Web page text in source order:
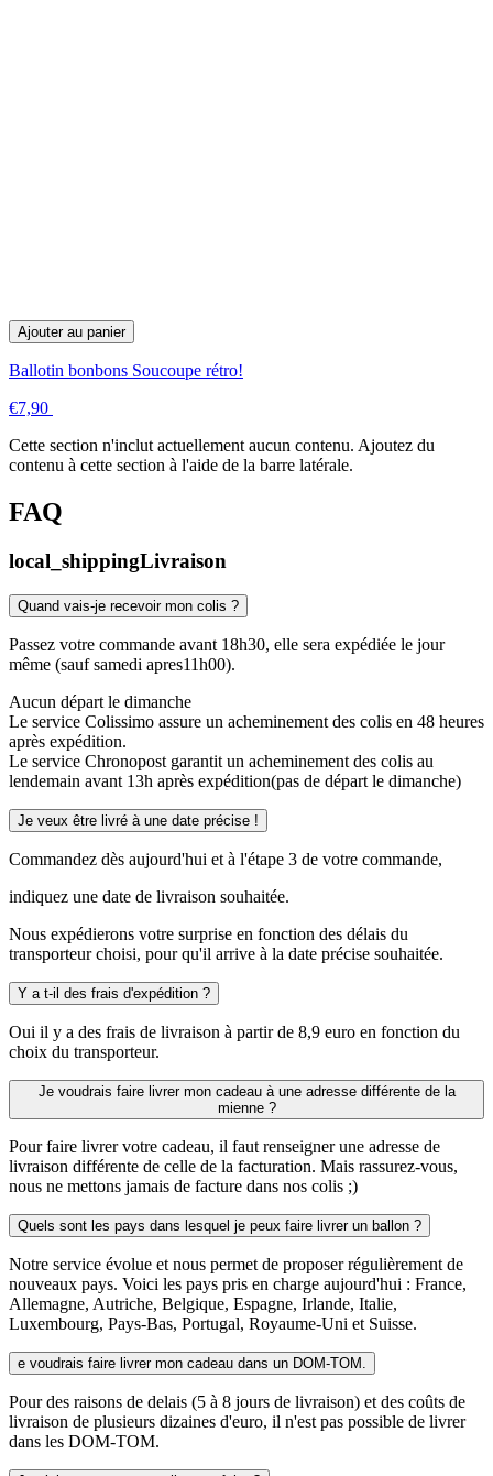
Ajouter au panier
Ballotin bonbons Soucoupe rétro!
€7,90
Cette section n'inclut actuellement aucun contenu. Ajoutez du
contenu à cette section à l'aide de la barre latérale.
FAQ
local_shippingLivraison
Quand vais-je recevoir mon colis ?
Passez votre commande avant 18h30, elle sera expédiée le jour
même (sauf samedi apres11h00).
Aucun départ le dimanche
Le service Colissimo assure un acheminement des colis en 48 heures
après expédition.
Le service Chronopost garantit un acheminement des colis au
lendemain avant 13h après expédition(pas de départ le dimanche)
Je veux être livré à une date précise !
Commandez dès aujourd'hui et à l'étape 3 de votre commande,
indiquez une date de livraison souhaitée.
Nous expédierons votre surprise en fonction des délais du
transporteur choisi, pour qu'il arrive à la date précise souhaitée.
Y a t-il des frais d'expédition ?
Oui il y a des frais de livraison à partir de 8,9 euro en fonction du
choix du transporteur.
Je voudrais faire livrer mon cadeau à une adresse différente de la
mienne ?
Pour faire livrer votre cadeau, il faut renseigner une adresse de
livraison différente de celle de la facturation. Mais rassurez-vous,
nous ne mettons jamais de facture dans nos colis ;)
Quels sont les pays dans lesquel je peux faire livrer un ballon ?
Notre service évolue et nous permet de proposer régulièrement de
nouveaux pays. Voici les pays pris en charge aujourd'hui : France,
Allemagne, Autriche, Belgique, Espagne, Irlande, Italie,
Luxembourg, Pays-Bas, Portugal, Royaume-Uni et Suisse.
e voudrais faire livrer mon cadeau dans un DOM-TOM.
Pour des raisons de delais (5 à 8 jours de livraison) et des coûts de
livraison de plusieurs dizaines d'euro, il n'est pas possible de livrer
dans les DOM-TOM.